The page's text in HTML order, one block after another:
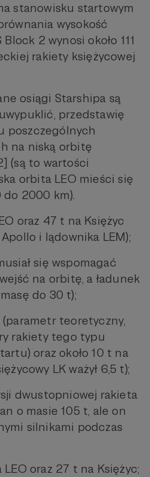
stanowisku startowym
wysokość
2 wynosi około 111
rakiety księżycowej
osiągi Starshipa są
przedstawię
poszczególnych
na niską orbitę
(są to wartości
orbita LEO mieści się
2000 km).
oraz 47 t na Księżyc
i lądownika LEM);
się wspomagać
na orbitę, a ładunek
do 30 t);
teoretyczny,
rakiety tego typu
oraz około 10 t na
LK ważył 6,5 t);
dwustopniowej rakieta
o masie 105 t, ale on
silnikami podczas
oraz 27 t na Księżyc;